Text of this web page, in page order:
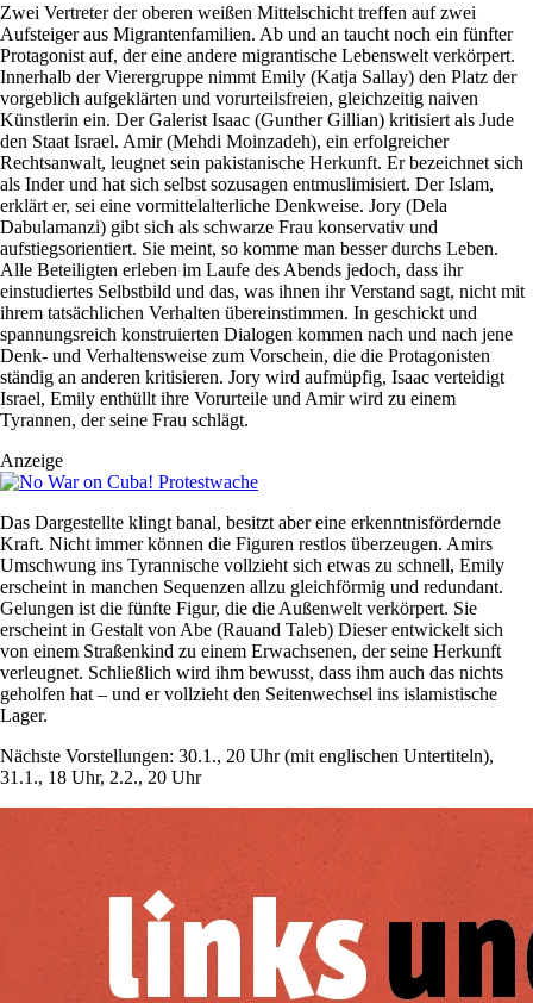
Zwei Vertreter der oberen weißen Mittelschicht treffen auf zwei
Aufsteiger aus Migrantenfamilien. Ab und an taucht noch ein fünfter
Protagonist auf, der eine andere migrantische Lebenswelt verkörpert.
Innerhalb der Vierergruppe nimmt Emily (Katja Sallay) den Platz der
vorgeblich aufgeklärten und vorurteilsfreien, gleichzeitig naiven
Künstlerin ein. Der Galerist Isaac (Gunther Gillian) kritisiert als Jude
den Staat Israel. Amir (Mehdi Moinzadeh), ein erfolgreicher
Rechtsanwalt, leugnet sein pakistanische Herkunft. Er bezeichnet sich
als Inder und hat sich selbst sozusagen entmuslimisiert. Der Islam,
erklärt er, sei eine vormittelalterliche Denkweise. Jory (Dela
Dabulamanzi) gibt sich als schwarze Frau konservativ und
aufstiegsorientiert. Sie meint, so komme man besser durchs Leben.
Alle Beteiligten erleben im Laufe des Abends jedoch, dass ihr
einstudiertes Selbstbild und das, was ihnen ihr Verstand sagt, nicht mit
ihrem tatsächlichen Verhalten übereinstimmen. In geschickt und
spannungsreich konstruierten Dialogen kommen nach und nach jene
Denk- und Verhaltensweise zum Vorschein, die die Protagonisten
ständig an anderen kritisieren. Jory wird aufmüpfig, Isaac verteidigt
Israel, Emily enthüllt ihre Vorurteile und Amir wird zu einem
Tyrannen, der seine Frau schlägt.
Anzeige
Das Dargestellte klingt banal, besitzt aber eine erkenntnisfördernde
Kraft. Nicht immer können die Figuren restlos überzeugen. Amirs
Umschwung ins Tyrannische vollzieht sich etwas zu schnell, Emily
erscheint in manchen Sequenzen allzu gleichförmig und redundant.
Gelungen ist die fünfte Figur, die die Außenwelt verkörpert. Sie
erscheint in Gestalt von Abe (Rauand Taleb) Dieser entwickelt sich
von einem Straßenkind zu einem Erwachsenen, der seine Herkunft
verleugnet. Schließlich wird ihm bewusst, dass ihm auch das nichts
geholfen hat – und er vollzieht den Seitenwechsel ins islamistische
Lager.
Nächste Vorstellungen: 30.1., 20 Uhr (mit englischen Untertiteln),
31.1., 18 Uhr, 2.2., 20 Uhr